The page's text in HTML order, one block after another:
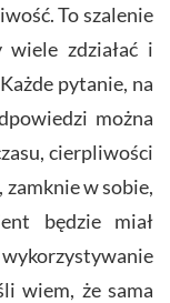
To szalenie
wiele zdziałać i
pytanie, na
można
cierpliwości
zamknie w sobie,
będzie miał
wiem, że sama